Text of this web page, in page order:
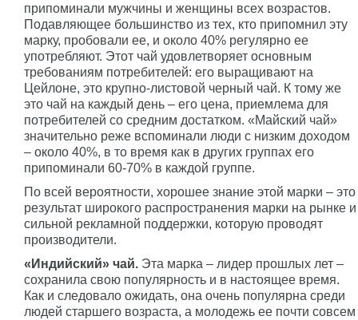
припоминали мужчины и женщины всех возрастов.
Подавляющее большинство из тех, кто припомнил эту
марку, пробовали ее, и около 40% регулярно ее
употребляют. Этот чай удовлетворяет основным
требованиям потребителей: его выращивают на
Цейлоне, это крупно-листовой черный чай. К тому же
это чай на каждый день – его цена, приемлема для
потребителей со средним достатком. «Майский чай»
значительно реже вспоминали люди с низким доходом
– около 40%, в то время как в других группах его
припоминали 60-70% в каждой группе.
По всей вероятности, хорошее знание этой марки – это
результат широкого распространения марки на рынке и
сильной рекламной поддержки, которую проводят
производители.
«Индийский» чай. Эта марка – лидер прошлых лет –
сохранила свою популярность и в настоящее время.
Как и следовало ожидать, она очень популярна среди
людей старшего возраста, а молодежь ее почти совсем